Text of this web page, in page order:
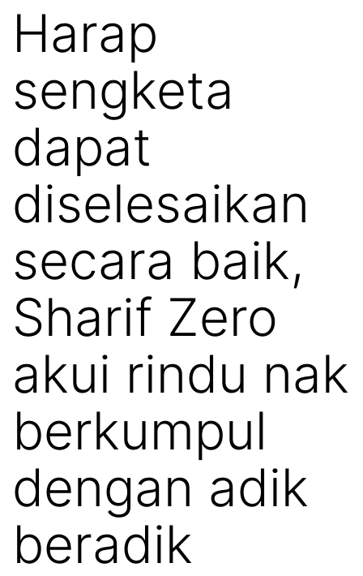
Harap
sengketa
dapat
diselesaikan
secara baik,
Sharif Zero
akui rindu nak
berkumpul
dengan adik
beradik